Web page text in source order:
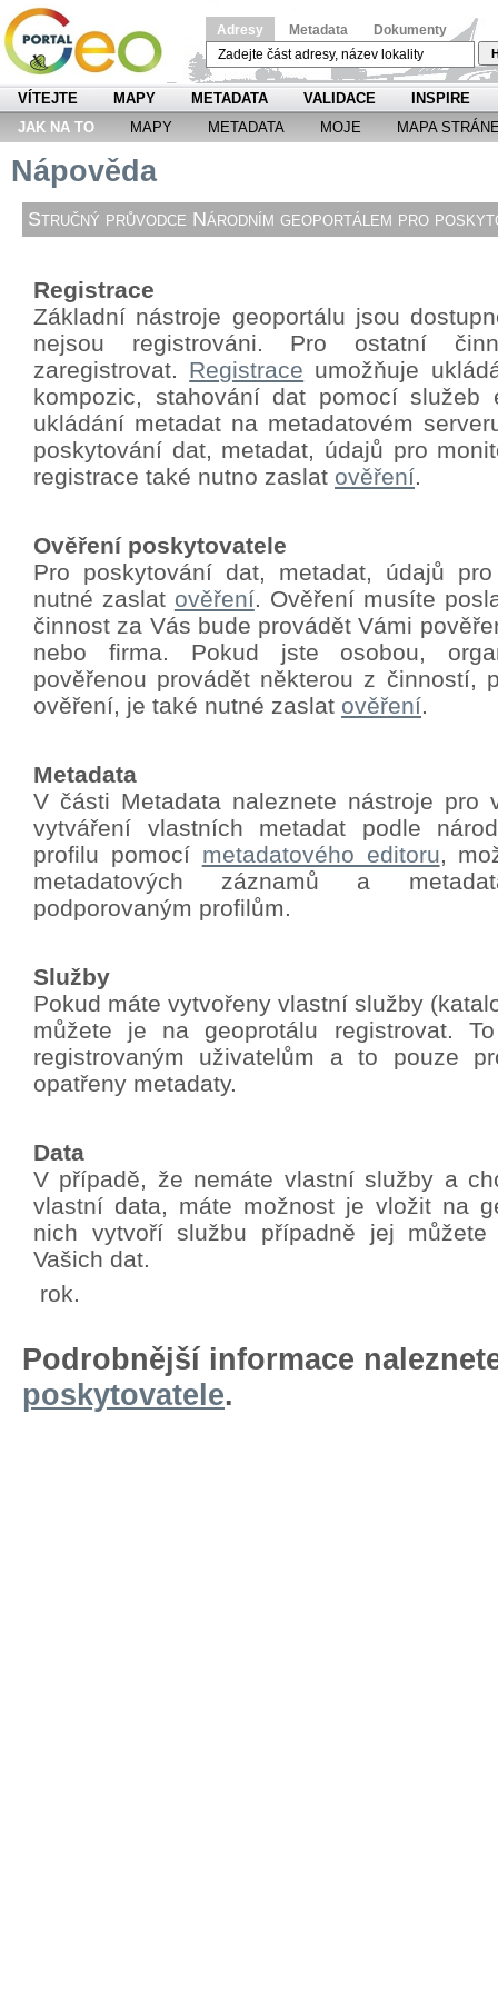
Adresy Metadata Dokumenty
VÍTEJTE MAPY METADATA VALIDACE
INSPIRE
JAK NA TO
MAPY METADATA MOJE MAPA
Nápověda
Stručný průvodce Národním geoportálem pro
Registrace
Základní nástroje geoportálu jsou
nejsou registrováni. Pro ostatní
zaregistrovat. Registrace umožňuje
kompozic, stahování dat pomocíslužeb
ukládání metadat na metadatovém
poskytování dat, metadat, údajů pro
registrace také nutno zaslat ověření.
Ověření poskytovatele
Pro poskytování dat, metadat, údajů
nutné zaslat ověření. Ověření musíte
činnost za Vás bude provádět Vámi
nebo firma. Pokud jste osobou,
pověřenou provádět některou z činností,
ověření, je také nutné zaslat ověření.
Metadata
V části Metadata naleznete nástroje pro
vytváření vlastních metadat podle
profilu pomocí metadatového editoru,
metadatových záznamů a
podporovaným profilům.
Služby
Pokud máte vytvořeny vlastní služby
můžete je na geoprotálu registrovat.
registrovaným uživatelům a to pouze
opatřeny metadaty.
Data
V případě, že nemáte vlastní služby a
vlastní data, máte možnost je vložit na
nich vytvoří službu případně jej
Vašich dat.
rok.
Podrobnější informace
poskytovatele.